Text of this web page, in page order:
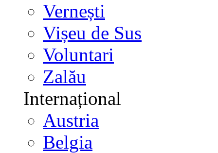
Vernești
Vișeu de Sus
Voluntari
Zalău
Internațional
Austria
Belgia